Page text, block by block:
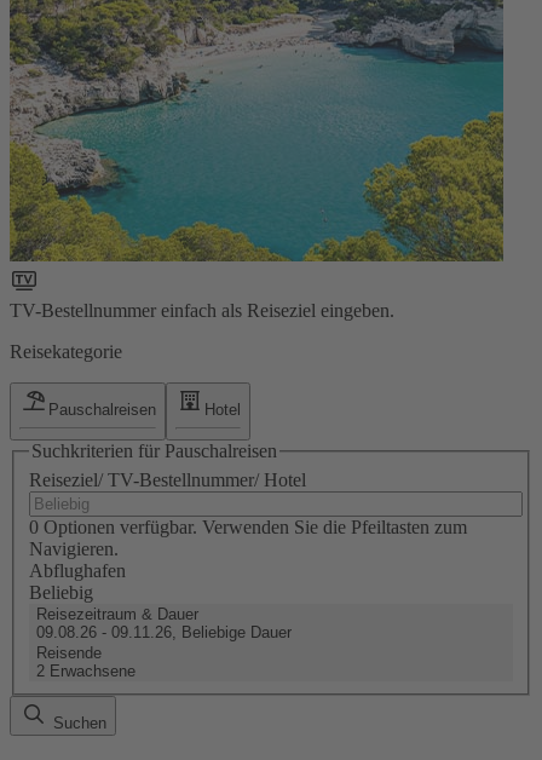
TV-Bestellnummer einfach als Reiseziel eingeben.
Reisekategorie
Pauschalreisen Hotel
Suchkriterien für Pauschalreisen
Reiseziel/ TV-Bestellnummer/ Hotel
0 Optionen verfügbar. Verwenden Sie die Pfeiltasten zum
Navigieren.
Abflughafen
Beliebig
Reisezeitraum & Dauer
09.08.26 - 09.11.26, Beliebige Dauer
Reisende
2 Erwachsene
Suchen